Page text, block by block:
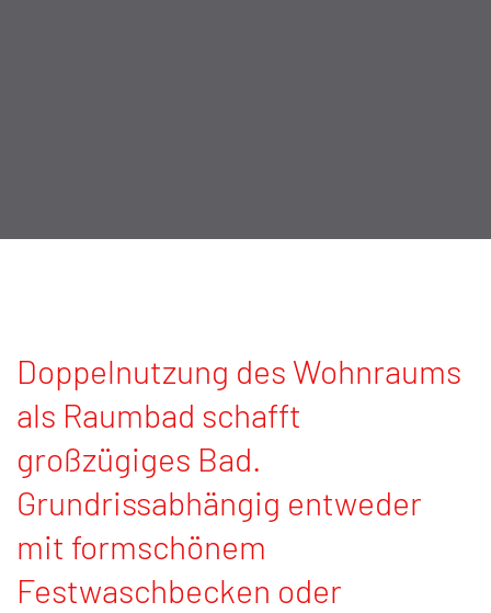
Doppelnutzung des Wohnraums
als Raumbad schafft
großzügiges Bad.
Grundrissabhängig entweder
mit formschönem
Festwaschbecken oder